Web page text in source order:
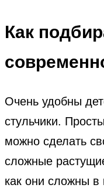
Как
Очень удобны
стульчики.
можно сделать
сложные
как они сложны в